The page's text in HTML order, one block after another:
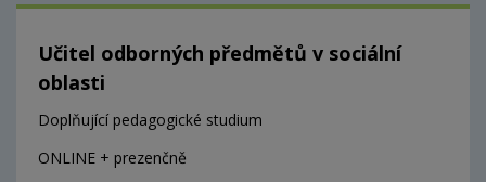
Učitel odborných předmětů v sociální
oblasti
Doplňující pedagogické studium
ONLINE + prezenčně